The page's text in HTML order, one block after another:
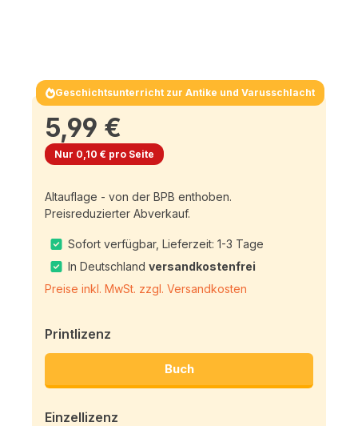
Geschichtsunterricht zur Antike und Varusschlacht
5,99 €
Nur 0,10 € pro Seite
Altauflage - von der BPB enthoben.
Preisreduzierter Abverkauf.
Sofort verfügbar, Lieferzeit: 1-3 Tage
In Deutschlandversandkostenfrei
Preise inkl. MwSt. zzgl. Versandkosten
Printlizenz
Buch
Einzellizenz